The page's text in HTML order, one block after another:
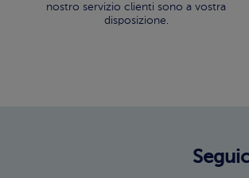
nostro servizio clienti sono a vostra
disposizione.